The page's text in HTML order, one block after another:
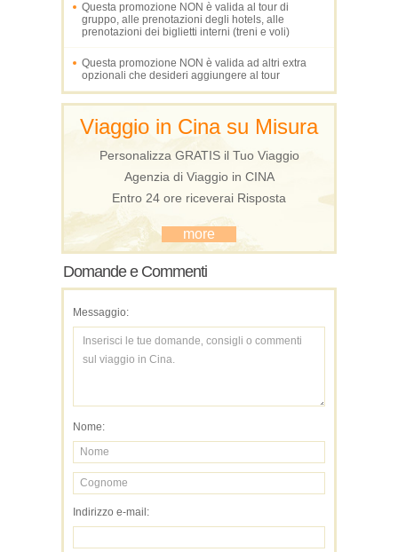
Questa promozione NON è valida al tour di
gruppo, alle prenotazioni degli hotels, alle
prenotazioni dei biglietti interni (treni e voli)
Questa promozione NON è valida ad altri extra
opzionali che desideri aggiungere al tour
Viaggio in Cina su Misura
Personalizza GRATIS il Tuo Viaggio
Agenzia di Viaggio in CINA
Entro 24 ore riceverai Risposta
more
Domande e Commenti
Messaggio:
Nome:
Indirizzo e-mail: